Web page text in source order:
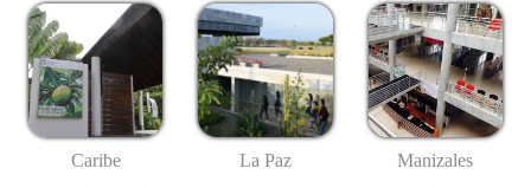
Caribe La Paz Manizales